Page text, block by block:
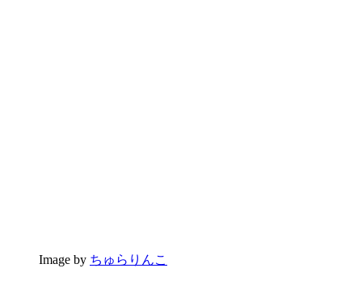
Image by ちゅらりんこ